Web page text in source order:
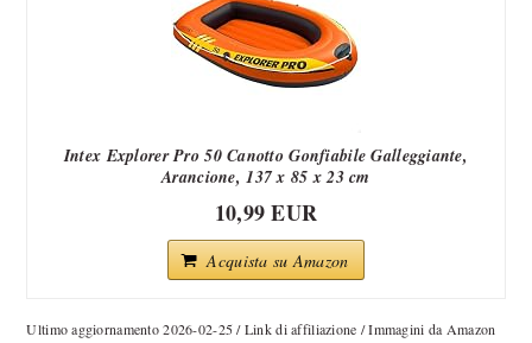
Intex Explorer Pro 50 Canotto Gonfiabile Galleggiante,
Arancione, 137 x 85 x 23 cm
10,99 EUR
Acquista su Amazon
Ultimo aggiornamento 2026-02-25 / Link di affiliazione / Immagini da Amazon